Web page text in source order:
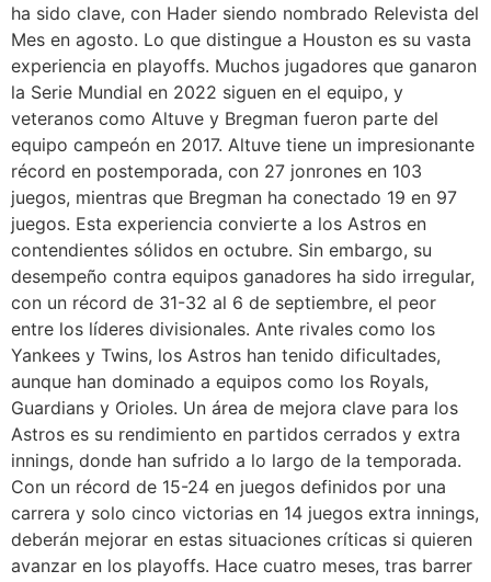
ha sido clave, con Hader siendo nombrado Relevista del
Mes en agosto. Lo que distingue a Houston es su vasta
experiencia en playoffs. Muchos jugadores que ganaron
la Serie Mundial en 2022 siguen en el equipo, y
veteranos como Altuve y Bregman fueron parte del
equipo campeón en 2017. Altuve tiene un impresionante
récord en postemporada, con 27 jonrones en 103
juegos, mientras que Bregman ha conectado 19 en 97
juegos. Esta experiencia convierte a los Astros en
contendientes sólidos en octubre. Sin embargo, su
desempeño contra equipos ganadores ha sido irregular,
con un récord de 31-32 al 6 de septiembre, el peor
entre los líderes divisionales. Ante rivales como los
Yankees y Twins, los Astros han tenido dificultades,
aunque han dominado a equipos como los Royals,
Guardians y Orioles. Un área de mejora clave para los
Astros es su rendimiento en partidos cerrados y extra
innings, donde han sufrido a lo largo de la temporada.
Con un récord de 15-24 en juegos definidos por una
carrera y solo cinco victorias en 14 juegos extra innings,
deberán mejorar en estas situaciones críticas si quieren
avanzar en los playoffs. Hace cuatro meses, tras barrer